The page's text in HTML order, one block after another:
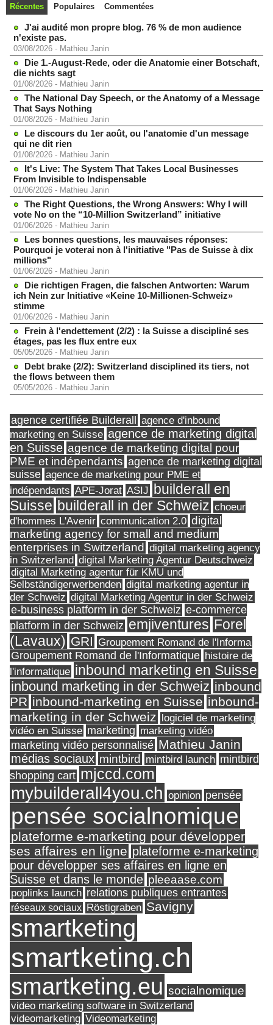
Récentes Populaires Commentées
J'ai audité mon propre blog. 76 % de mon audience
n'existe pas.
03/08/2026 - Mathieu Janin
Die 1.-August-Rede, oder die Anatomie einer Botschaft,
die nichts sagt
01/08/2026 - Mathieu Janin
The National Day Speech, or the Anatomy of a Message
That Says Nothing
01/08/2026 - Mathieu Janin
Le discours du 1er août, ou l'anatomie d'un message
qui ne dit rien
01/08/2026 - Mathieu Janin
It's Live: The System That Takes Local Businesses
From Invisible to Indispensable
01/06/2026 - Mathieu Janin
The Right Questions, the Wrong Answers: Why I will
vote No on the “10-Million Switzerland” initiative
01/06/2026 - Mathieu Janin
Les bonnes questions, les mauvaises réponses:
Pourquoi je voterai non à l'initiative "Pas de Suisse à dix
millions"
01/06/2026 - Mathieu Janin
Die richtigen Fragen, die falschen Antworten: Warum
ich Nein zur Initiative «Keine 10-Millionen-Schweiz»
stimme
01/06/2026 - Mathieu Janin
Frein à l'endettement (2/2) : la Suisse a discipliné ses
étages, pas les flux entre eux
05/05/2026 - Mathieu Janin
Debt brake (2/2): Switzerland disciplined its tiers, not
the flows between them
05/05/2026 - Mathieu Janin
agence certifiée Builderall
agence d'inbound
marketing en Suisse agence de marketing digital
en Suisse agence de marketing digital pour
PME et indépendants agence de marketing digital
suisse agence de marketing pour PME et
indépendants APE-Jorat ASIJ builderall en
Suisse builderall in der Schweiz choeur
d'hommes L'Avenir communication 2.0 digital
marketing agency for small and medium
enterprises in Switzerland digital marketing agency
in Switzerland digital Marketing Agentur Deutschweiz
digital Marketing agentur für KMU und
Selbständigerwerbenden digital marketing agentur in
der Schweiz digital Marketing Agentur in der Schweiz
e-business platform in der Schweiz e-commerce
platform in der Schweiz emjiventures Forel
(Lavaux) GRI Groupement Romand de l'Informa
Groupement Romand de l'Informatique histoire de
l'informatique inbound marketing en Suisse
inbound marketing in der Schweiz inbound
PR inbound-marketing en Suisse inbound-
marketing in der Schweiz logiciel de marketing
vidéo en Suisse marketing marketing vidéo
marketing vidéo personnalisé Mathieu Janin
médias sociaux mintbird mintbird launch mintbird
shopping cart mjccd.com
mybuilderall4you.ch opinion pensée
pensée socialnomique
plateforme e-marketing pour développer
ses affaires en ligne plateforme e-marketing
pour développer ses affaires en ligne en
Suisse et dans le monde pleeaase.com
poplinks launch relations publiques entrantes
réseaux sociaux Röstigraben Savigny
smartketing
smartketing.ch
smartketing.eu socialnomique
video marketing software in Switzerland
videomarketing Videomarketing